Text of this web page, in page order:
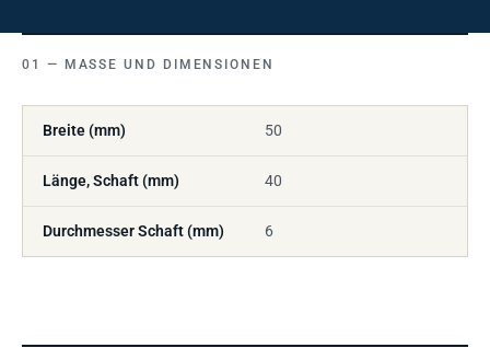
MASSE UND DIMENSIONEN
Breite (mm) 50
Länge, Schaft (mm) 40
Durchmesser Schaft (mm) 6